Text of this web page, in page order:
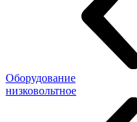
Оборудование
низковольтное